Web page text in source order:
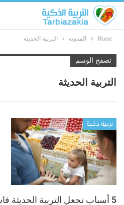
Home المدونة التربية الحديثة
تصفح الوسم
التربية الحديثة
تربية ذكية
5 أسباب تجعل التربية الحديثة فاشلة فشلاً ذريعاً